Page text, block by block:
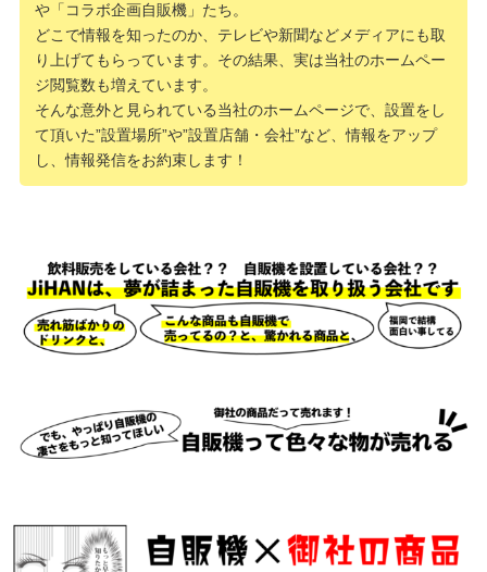
や「コラボ企画自販機」たち。
どこで情報を知ったのか、テレビや新聞などメディアにも取
り上げてもらっています。その結果、実は当社のホームペー
ジ閲覧数も増えています。
そんな意外と見られている当社のホームページで、設置をし
て頂いた”設置場所”や”設置店舗・会社”など、情報をアップ
し、情報発信をお約束します！